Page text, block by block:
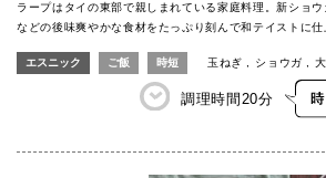
ラープはタイの東部で親しまれている家庭料理。新ショ
などの後味爽やかな食材をたっぷり刻んで和テイストに仕
エスニック ご飯 時短 玉ねぎ ショウガ
調理時間 20分